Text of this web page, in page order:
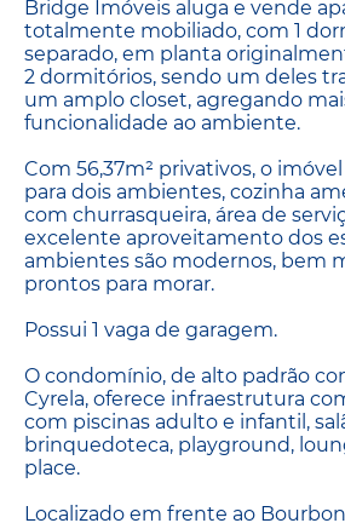
Bridge Imóveis aluga e vende
totalmente mobiliado, com 1
separado, em planta
2 dormitórios, sendo um deles
um amplo closet, agregando
funcionalidade ao ambiente.
Com 56,37m² privativos, o
para dois ambientes, cozinha
com churrasqueira, área de
excelente aproveitamento dos
ambientes são modernos, bem
prontos para morar.
Possui 1 vaga de garagem.
O condomínio, de alto padrão
Cyrela, oferece infraestrutura
com piscinas adulto e infantil,
brinquedoteca, playground,
place.
Localizado em frente ao